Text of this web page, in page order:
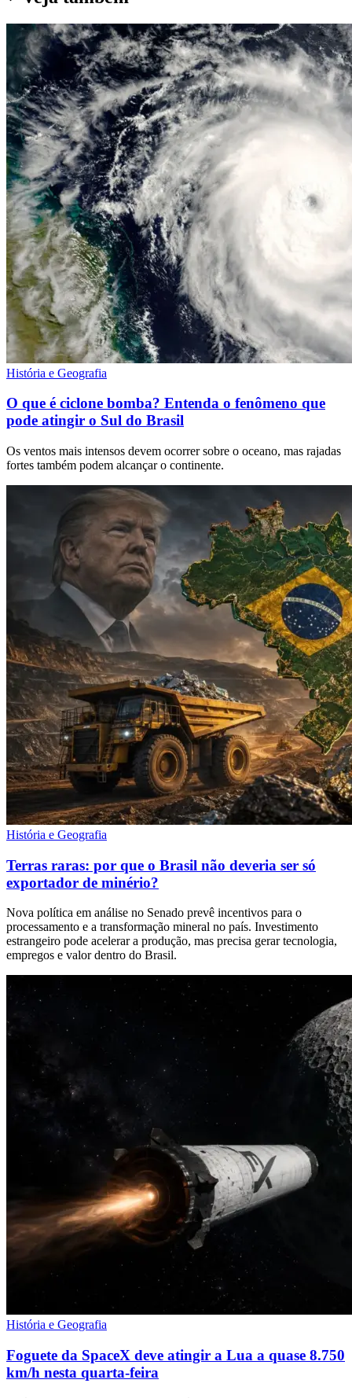
História e Geografia
O que é ciclone bomba? Entenda o fenômeno que
pode atingir o Sul do Brasil
Os ventos mais intensos devem ocorrer sobre o oceano, mas rajadas
fortes também podem alcançar o continente.
História e Geografia
Terras raras: por que o Brasil não deveria ser só
exportador de minério?
Nova política em análise no Senado prevê incentivos para o
processamento e a transformação mineral no país. Investimento
estrangeiro pode acelerar a produção, mas precisa gerar tecnologia,
empregos e valor dentro do Brasil.
História e Geografia
Foguete da SpaceX deve atingir a Lua a quase 8.750
km/h nesta quarta-feira